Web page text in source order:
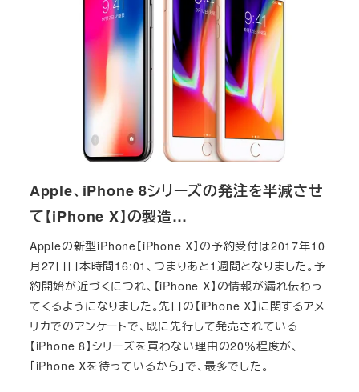
Apple、iPhone 8シリーズの発注を半減させ
て【iPhone X】の製造…
Appleの新型iPhone【iPhone X】の予約受付は2017年10
月27日日本時間16:01、つまりあと1週間となりました。予
約開始が近づくにつれ、【iPhone X】の情報が漏れ伝わっ
てくるようになりました。先日の【iPhone X】に関するアメ
リカでのアンケートで、既に先行して発売されている
【iPhone 8】シリーズを買わない理由の20％程度が、
「iPhone Xを待っているから」で、最多でした。